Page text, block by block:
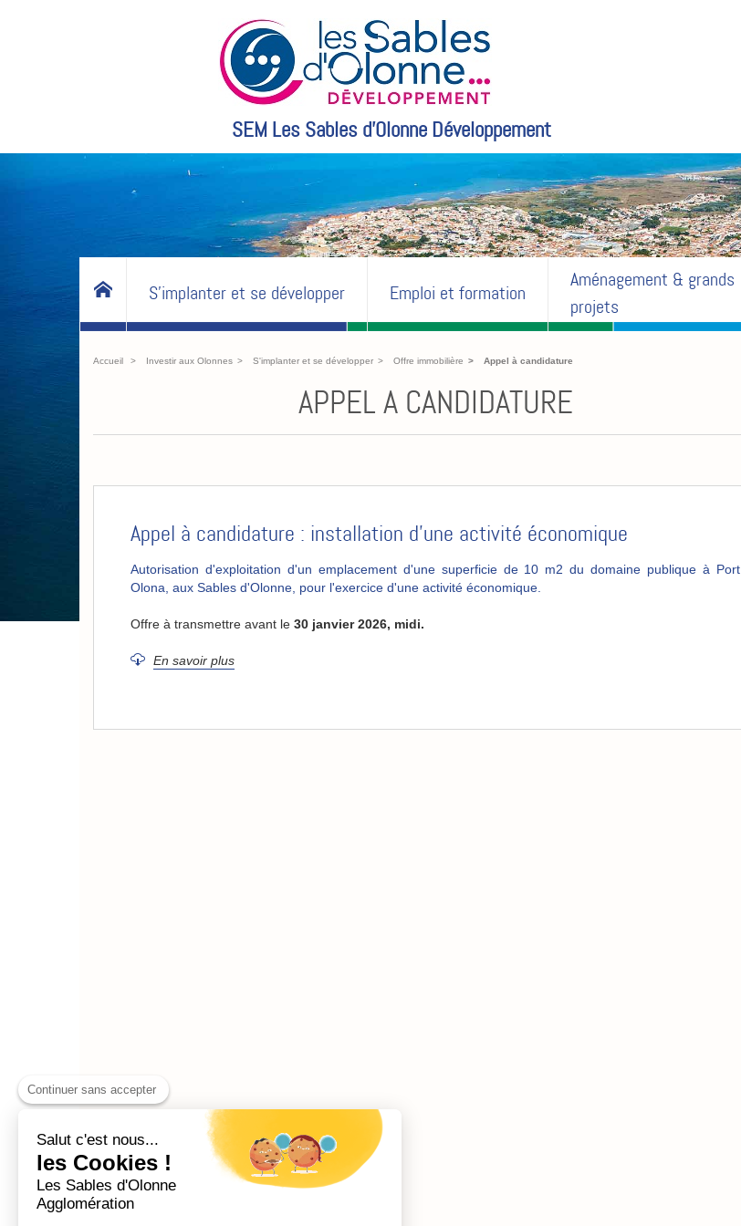
SEM Les Sables d'Olonne Développement
S'implanter et se développer Emploi et formation
Aménagement & grands
projets
Accueil Investir aux Olonnes S'implanter et se développer Offre immobilière Appel à candidature
APPEL A CANDIDATURE
Appel à candidature : installation d'une activité économique
Autorisation d'exploitation d'un emplacement d'une superficie de 10 m2 du domaine publique à Port
Olona, aux Sables d'Olonne, pour l'exercice d'une activité économique.
Offre à transmettre avant le 30 janvier 2026, midi.
En savoir plus
Continuer sans accepter
Salut c'est nous...
les Cookies !
Les Sables d'Olonne
Agglomération